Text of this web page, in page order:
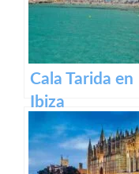
Cala Tarida en
Ibiza